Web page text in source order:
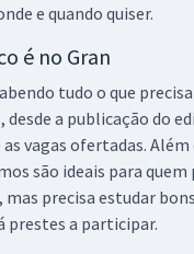
e quando quiser.
é no Gran
tudo o que
desde a publicação do
vagas ofertadas. Além
são ideais para quem
precisa estudar
prestes a participar.